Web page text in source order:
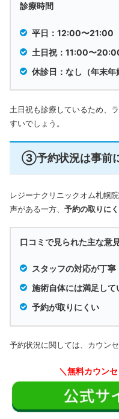
診療時間
平日：12:00〜21:00
土日祝：11:00〜
休診日：なし（年末年
土日祝も診療しているため、
すいでしょう。
③予約状況は事前
レジーナクリニックオム札幌
声がある一方、 予約の取りに
口コミで見られた主な意
スタッフの対応が丁寧
施術自体には満足して
予約が取りにくい
予約状況に関しては、カウン
＼無料カウン